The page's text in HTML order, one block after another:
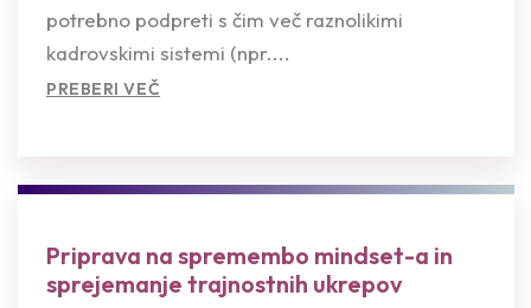
potrebno podpreti s čim več raznolikimi
kadrovskimi sistemi (npr....
PREBERI VEČ
Priprava na spremembo mindset-a in
sprejemanje trajnostnih ukrepov